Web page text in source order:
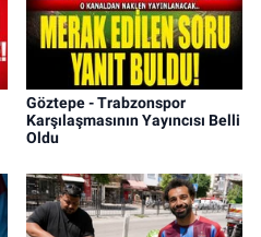
Göztepe - Trabzonspor
Karşılaşmasının Yayıncısı Belli
Oldu